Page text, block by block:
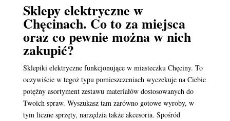
Sklepy elektryczne w
Chęcinach. Co to za miejsca
oraz co pewnie można w nich
zakupić?
Sklepiki elektryczne funkcjonujące w miasteczku Chęciny. To
oczywiście w tegoż typu pomieszczeniach wyczekuje na Ciebie
potężny asortyment zestawu materiałów dostosowanych do
Twoich spraw. Wyszukasz tam zarówno gotowe wyroby, w
tym liczne sprzęty, narzędzia także akcesoria. Spośród